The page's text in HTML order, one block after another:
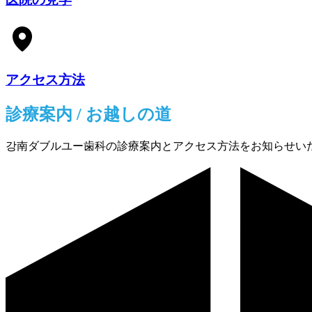
アクセス方法
診療案内 / お越しの道
강南ダブルユー歯科の診療案内とアクセス方法をお知らせい